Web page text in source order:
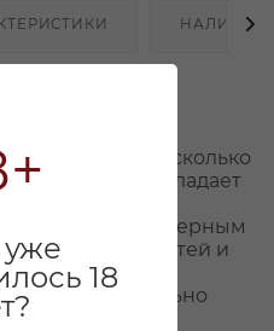
18
НАЛИЧИЕ
высокой
при
несколько
кукуруза. Обладает
солодовым
и характерным
пряностей и
Блонд идеально
и крепость.